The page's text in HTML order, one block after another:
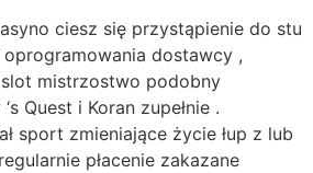
ciesz się przystąpienie do stu
oprogramowania dostawcy ,
mistrzostwo podobny
Quest i Koran zupełnie .
sport zmieniające życie łup z lub
płacenie zakazane